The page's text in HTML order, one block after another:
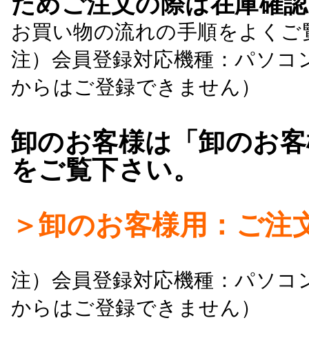
お買い物の流れの手順をよくご
注）会員登録対応機種：パソ
からはご登録できません）
卸のお客様は「卸のお
をご覧下さい。
＞卸のお客様用：ご注
注）会員登録対応機種：パソ
からはご登録できません）